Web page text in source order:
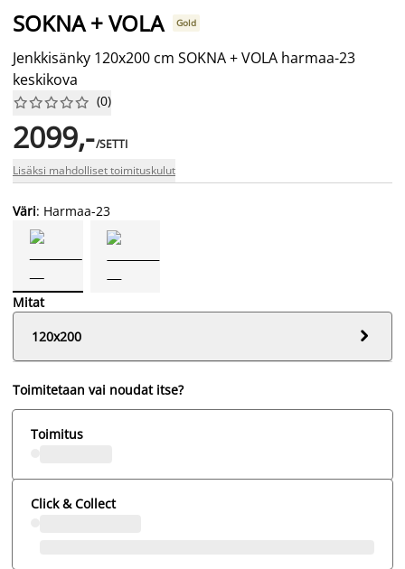
SOKNA + VOLA Gold
Jenkkisänky 120x200 cm SOKNA + VOLA harmaa-23
keskikova





 (0)
2099,-/SETTI
Lisäksi mahdolliset toimituskulut
Väri: Harmaa-23
Mitat
120x200

Toimitetaan vai noudat itse?
Toimitus
Click & Collect